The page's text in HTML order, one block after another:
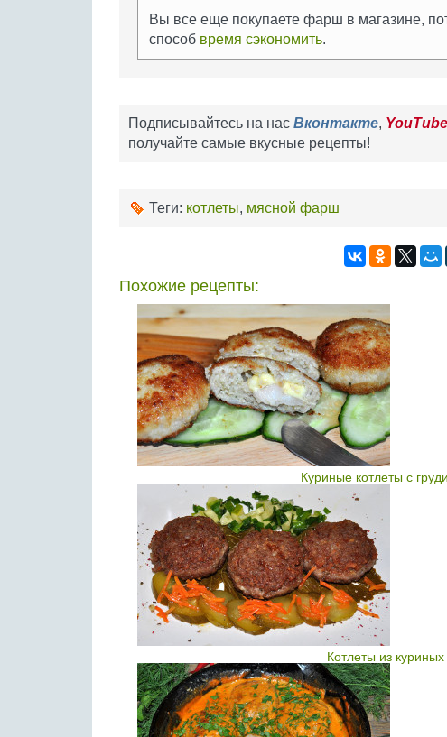
Вы все еще покупаете фарш в магазине,
способ время сэкономить.
Подписывайтесь на нас Вконтакте, YouTube
получайте самые вкусные рецепты!
Теги: котлеты, мясной фарш
Похожие рецепты:
Куриные котлеты с
Котлеты из